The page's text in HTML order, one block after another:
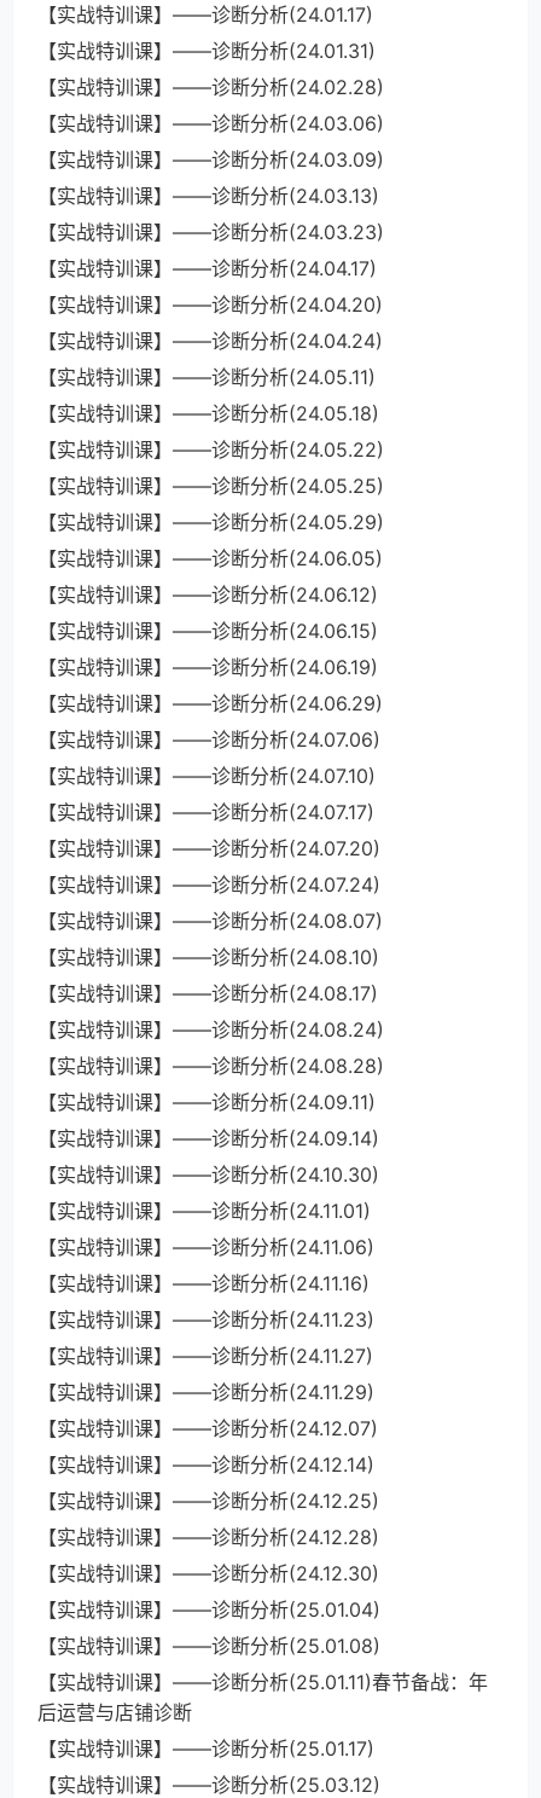
【实战特训课】——诊断分析(24.01.17)
【实战特训课】——诊断分析(24.01.31)
【实战特训课】——诊断分析(24.02.28)
【实战特训课】——诊断分析(24.03.06)
【实战特训课】——诊断分析(24.03.09)
【实战特训课】——诊断分析(24.03.13)
【实战特训课】——诊断分析(24.03.23)
【实战特训课】——诊断分析(24.04.17)
【实战特训课】——诊断分析(24.04.20)
【实战特训课】——诊断分析(24.04.24)
【实战特训课】——诊断分析(24.05.11)
【实战特训课】——诊断分析(24.05.18)
【实战特训课】——诊断分析(24.05.22)
【实战特训课】——诊断分析(24.05.25)
【实战特训课】——诊断分析(24.05.29)
【实战特训课】——诊断分析(24.06.05)
【实战特训课】——诊断分析(24.06.12)
【实战特训课】——诊断分析(24.06.15)
【实战特训课】——诊断分析(24.06.19)
【实战特训课】——诊断分析(24.06.29)
【实战特训课】——诊断分析(24.07.06)
【实战特训课】——诊断分析(24.07.10)
【实战特训课】——诊断分析(24.07.17)
【实战特训课】——诊断分析(24.07.20)
【实战特训课】——诊断分析(24.07.24)
【实战特训课】——诊断分析(24.08.07)
【实战特训课】——诊断分析(24.08.10)
【实战特训课】——诊断分析(24.08.17)
【实战特训课】——诊断分析(24.08.24)
【实战特训课】——诊断分析(24.08.28)
【实战特训课】——诊断分析(24.09.11)
【实战特训课】——诊断分析(24.09.14)
【实战特训课】——诊断分析(24.10.30)
【实战特训课】——诊断分析(24.11.01)
【实战特训课】——诊断分析(24.11.06)
【实战特训课】——诊断分析(24.11.16)
【实战特训课】——诊断分析(24.11.23)
【实战特训课】——诊断分析(24.11.27)
【实战特训课】——诊断分析(24.11.29)
【实战特训课】——诊断分析(24.12.07)
【实战特训课】——诊断分析(24.12.14)
【实战特训课】——诊断分析(24.12.25)
【实战特训课】——诊断分析(24.12.28)
【实战特训课】——诊断分析(24.12.30)
【实战特训课】——诊断分析(25.01.04)
【实战特训课】——诊断分析(25.01.08)
【实战特训课】——诊断分析(25.01.11)春节备战：年
后运营与店铺诊断
【实战特训课】——诊断分析(25.01.17)
【实战特训课】——诊断分析(25.03.12)